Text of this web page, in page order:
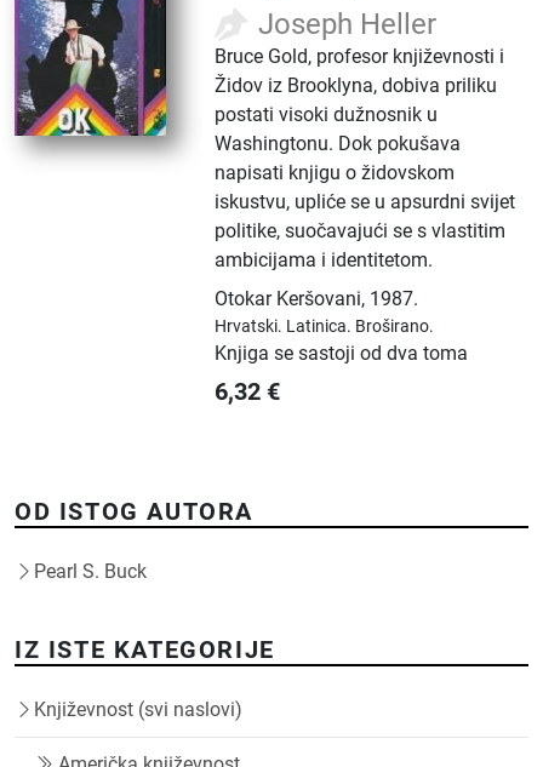
Joseph Heller
Bruce Gold, profesor književnosti i
Židov iz Brooklyna, dobiva priliku
postati visoki dužnosnik u
Washingtonu. Dok pokušava
napisati knjigu o židovskom
iskustvu, upliće se u apsurdni svijet
politike, suočavajući se s vlastitim
ambicijama i identitetom.
Otokar Keršovani, 1987.
Hrvatski. Latinica. Broširano.
Knjiga se sastoji od dva toma
6,32 €
OD ISTOG AUTORA
Pearl S. Buck
IZ ISTE KATEGORIJE
Književnost (svi naslovi)